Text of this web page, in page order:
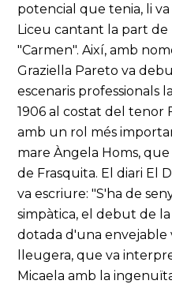
potencial que tenia, li
Liceu cantant la part de
"Carmen". Així, amb
Graziella Pareto va
escenaris professionals
1906 al costat del tenor
amb un rol més
mare Àngela Homs,
de Frasquita. El diari El
va escriure: "S'ha de
simpàtica, el debut de
dotada d'una envejable
lleugera, que va
Micaela amb la